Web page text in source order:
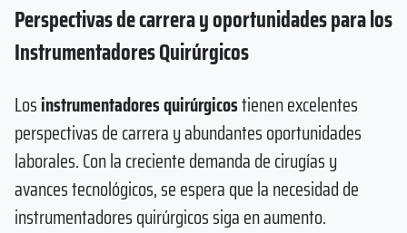
Perspectivas de carrera y oportunidades para los
Instrumentadores Quirúrgicos
Losinstrumentadores quirúrgicostienen excelentes
perspectivas de carrera y abundantes oportunidades
laborales. Con la creciente demanda de cirugías y
avances tecnológicos, se espera que la necesidad de
instrumentadores quirúrgicos siga en aumento.